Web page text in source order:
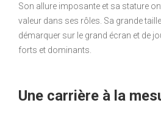
Son allure imposante et sa stature
valeur dans ses rôles. Sa grande
démarquer sur le grand écran et de
forts et dominants.
Une carrière à la